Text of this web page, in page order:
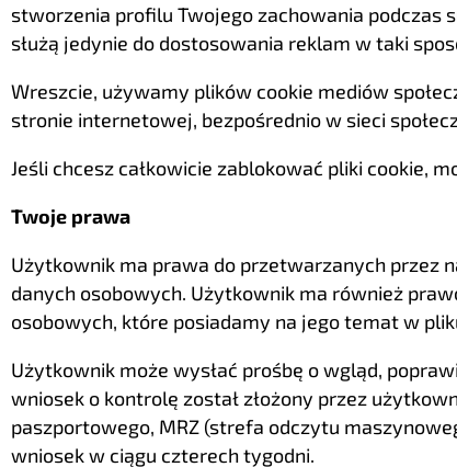
stworzenia profilu Twojego zachowania podczas
służą jedynie do dostosowania reklam w taki
Wreszcie, używamy plików cookie mediów
stronie internetowej, bezpośrednio w sieci
Jeśli chcesz całkowicie zablokować pliki cookie,
Twoje prawa
Użytkownik ma prawa do przetwarzanych przez
danych osobowych. Użytkownik ma również
osobowych, które posiadamy na jego temat w
Użytkownik może wysłać prośbę o wgląd,
wniosek o kontrolę został złożony przez
paszportowego, MRZ (strefa odczytu
wniosek w ciągu czterech tygodni.